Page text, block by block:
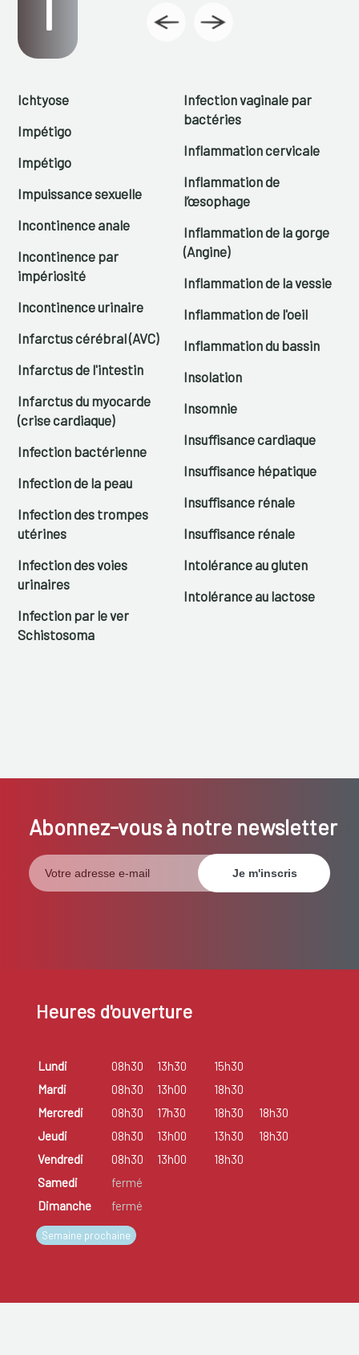
Ichtyose
Impétigo
Impétigo
Impuissance sexuelle
Incontinence anale
Incontinence par
impériosité
Incontinence urinaire
Infarctus cérébral (AVC)
Infarctus de l'intestin
Infarctus du myocarde
(crise cardiaque)
Infection bactérienne
Infection de la peau
Infection des trompes
utérines
Infection des voies
urinaires
Infection par le ver
Schistosoma
Infection vaginale par
bactéries
Inflammation cervicale
Inflammation de
l’œsophage
Inflammation de la gorge
(Angine)
Inflammation de la vessie
Inflammation de l'oeil
Inflammation du bassin
Insolation
Insomnie
Insuffisance cardiaque
Insuffisance hépatique
Insuffisance rénale
Insuffisance rénale
Intolérance au gluten
Intolérance au lactose
Abonnez-vous à notre newsletter
Heures d'ouverture
Lundi 08h30 13h30
15h30
Mardi
08h30 13h00
18h30
Mercredi
08h30 17h30 18h30
18h30
Jeudi
08h30 13h00 13h30
18h30
Vendredi
08h30 13h00
18h30
Samedi
fermé
Dimanche
fermé
Semaine prochaine